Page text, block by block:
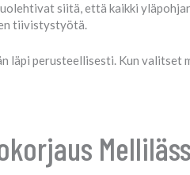
siitä, että kaikki
tiivistystyötä.
läpi perusteellisesti. Kun valitset